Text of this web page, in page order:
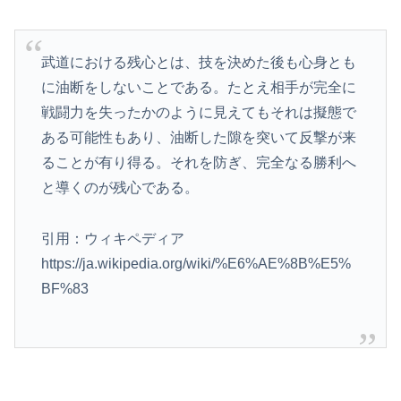
武道における残心とは、技を決めた後も心身とも
に油断をしないことである。たとえ相手が完全に
戦闘力を失ったかのように見えてもそれは擬態で
ある可能性もあり、油断した隙を突いて反撃が来
ることが有り得る。それを防ぎ、完全なる勝利へ
と導くのが残心である。
引用：ウィキペディア
https://ja.wikipedia.org/wiki/%E6%AE%8B%E5%
BF%83